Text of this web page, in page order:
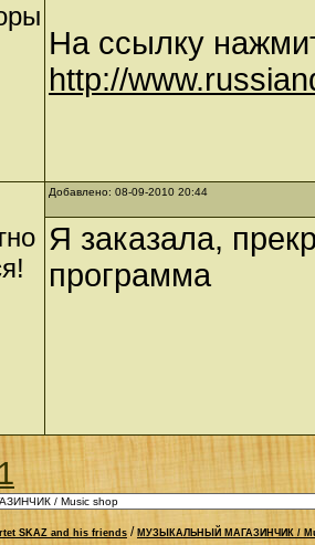
На ссылку
http://
Добавлено: 08-09-2010 20:44
Я заказала,
программа
SKAZ and his friends / МУЗЫКАЛЬНЫЙ МАГАЗИНЧИК /